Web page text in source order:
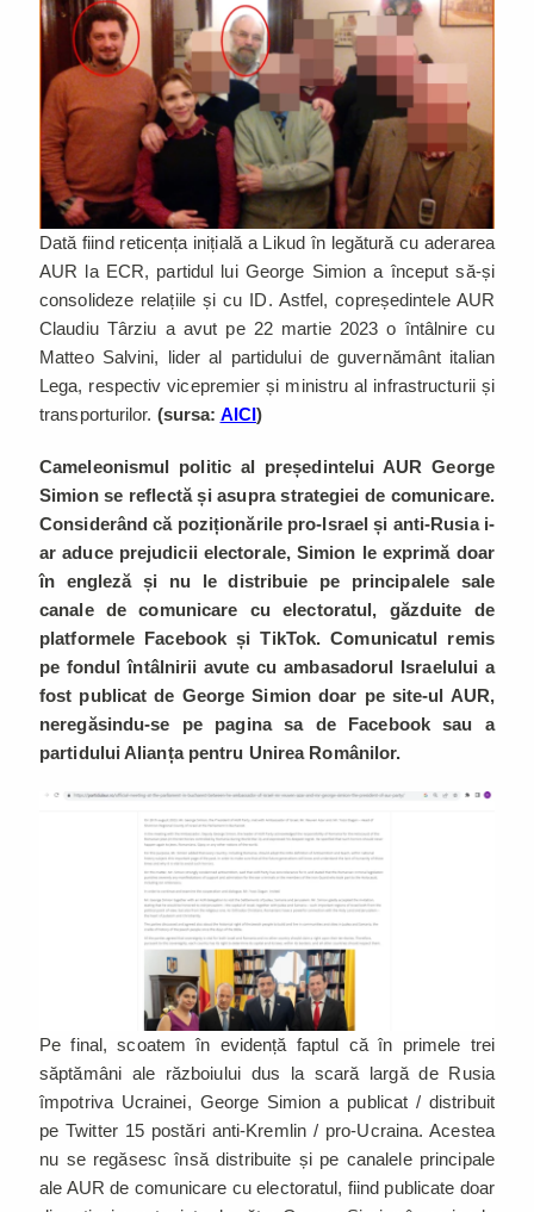
Dată fiind reticența inițială a Likud în legătură cu aderarea
AUR la ECR, partidul lui George Simion a început să-și
consolideze relațiile și cu ID. Astfel, copreședintele AUR
Claudiu Târziu a avut pe 22 martie 2023 o întâlnire cu
Matteo Salvini, lider al partidului de guvernământ italian
Lega, respectiv vicepremier și ministru al infrastructurii și
transporturilor. (sursa: AICI)
Cameleonismul politic al președintelui AUR George
Simion se reflectă și asupra strategiei de comunicare.
Considerând că poziționările pro-Israel și anti-Rusia i-
ar aduce prejudicii electorale, Simion le exprimă doar
în engleză și nu le distribuie pe principalele sale
canale de comunicare cu electoratul, găzduite de
platformele Facebook și TikTok. Comunicatul remis
pe fondul întâlnirii avute cu ambasadorul Israelului a
fost publicat de George Simion doar pe site-ul AUR,
neregăsindu-se pe pagina sa de Facebook sau a
partidului Alianța pentru Unirea Românilor.
Pe final, scoatem în evidență faptul că în primele trei
săptămâni ale războiului dus la scară largă de Rusia
împotriva Ucrainei, George Simion a publicat / distribuit
pe Twitter 15 postări anti-Kremlin / pro-Ucraina. Acestea
nu se regăsesc însă distribuite și pe canalele principale
ale AUR de comunicare cu electoratul, fiind publicate doar